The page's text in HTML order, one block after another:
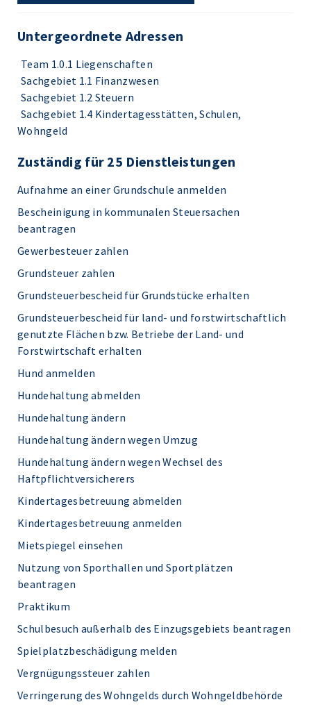
Untergeordnete Adressen
Team 1.0.1 Liegenschaften
Sachgebiet 1.1 Finanzwesen
Sachgebiet 1.2 Steuern
Sachgebiet 1.4 Kindertagesstätten, Schulen,
Wohngeld
Zuständig für 25 Dienstleistungen
Aufnahme an einer Grundschule anmelden
Bescheinigung in kommunalen Steuersachen
beantragen
Gewerbesteuer zahlen
Grundsteuer zahlen
Grundsteuerbescheid für Grundstücke erhalten
Grundsteuerbescheid für land- und forstwirtschaftlich
genutzte Flächen bzw. Betriebe der Land- und
Forstwirtschaft erhalten
Hund anmelden
Hundehaltung abmelden
Hundehaltung ändern
Hundehaltung ändern wegen Umzug
Hundehaltung ändern wegen Wechsel des
Haftpflichtversicherers
Kindertagesbetreuung abmelden
Kindertagesbetreuung anmelden
Mietspiegel einsehen
Nutzung von Sporthallen und Sportplätzen
beantragen
Praktikum
Schulbesuch außerhalb des Einzugsgebiets beantragen
Spielplatzbeschädigung melden
Vergnügungssteuer zahlen
Verringerung des Wohngelds durch Wohngeldbehörde